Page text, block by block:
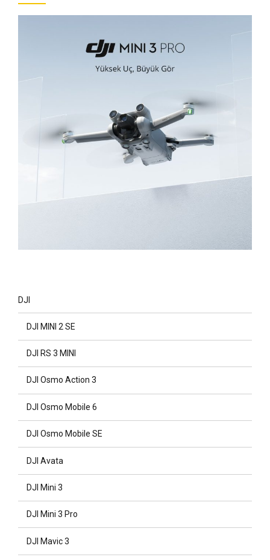
DJI
DJI MINI 2 SE
DJI RS 3 MINI
DJI Osmo Action 3
DJI Osmo Mobile 6
DJI Osmo Mobile SE
DJI Avata
DJI Mini 3
DJI Mini 3 Pro
DJI Mavic 3